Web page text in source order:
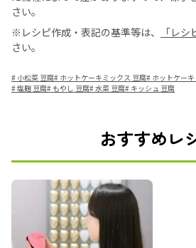
さい。
※レシピ作成・表記の基準等は、
「レシ
さい。
# 小松菜 豆腐# ホットケーキミックス 豆腐# ホットケー
#塩麹 豆腐# もやし 豆腐#水菜 豆腐# キッシュ 豆腐
おすすめレ